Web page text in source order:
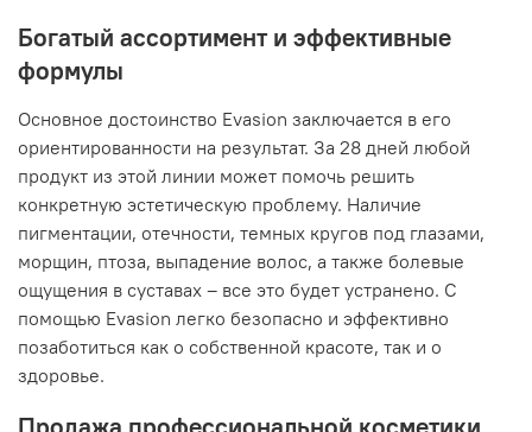
Богатый ассортимент и эффективные
формулы
Основное достоинство Evasion заключается в его
ориентированности на результат. За 28 дней любой
продукт из этой линии может помочь решить
конкретную эстетическую проблему. Наличие
пигментации, отечности, темных кругов под глазами,
морщин, птоза, выпадение волос, а также болевые
ощущения в суставах – все это будет устранено. С
помощью Evasion легко безопасно и эффективно
позаботиться как о собственной красоте, так и о
здоровье.